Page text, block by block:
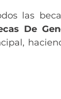
las
De